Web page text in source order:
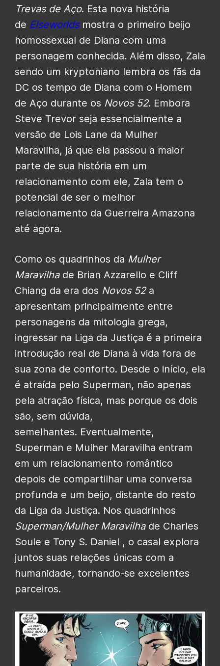
Trevas de Aço. Esta nova história
de Elseworldsmostra o primeiro beijo
homossexual de Diana com uma
personagem conhecida. Além disso, Zala
sendo um kryptoniano lembra os fãs da
DC os tempo de Diana com o Homem
de Aço durante os Novos 52. Embora
Steve Trevor seja essencialmente a
versão de Lois Lane da Mulher
Maravilha, já que ela passou a maior
parte de sua história em um
relacionamento com ele, Zala tem o
potencial de ser o melhor
relacionamento da Guerreira Amazona
até agora.
Como os quadrinhos da Mulher
Maravilhade Brian Azzarello e Cliff
Chiang da era dos Novos 52 a
apresentam principalmente entre
personagens da mitologia grega,
ingressar na Liga da Justiça é a primeira
introdução real de Diana à vida fora de
sua zona de conforto. Desde o início, ela
é atraída pelo Superman, não apenas
pela atração física, mas porque os dois
são, sem dúvida,
semelhantes. Eventualmente,
Superman e Mulher Maravilha entram
em um relacionamento romântico
depois de compartilhar uma conversa
profunda e um beijo, distante do resto
da Liga da Justiça. Nos quadrinhos
Superman/Mulher Maravilha de Charles
Soule e Tony S. Daniel , o casal explora
juntos suas relações únicas com a
humanidade, tornando-se excelentes
parceiros.